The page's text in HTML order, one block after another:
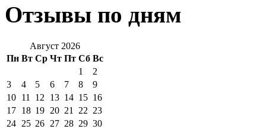
Отзывы по дням
Август 2026
Пн Вт Ср Чт Пт Сб Вс
1
2
3
4 5 6 7 8
9
10 11 12 13 14 15 16
17 18 19 20 21 22 23
24 25 26 27 28 29 30